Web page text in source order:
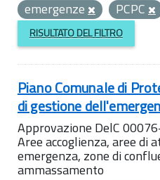
emergenze
PCPC
RISULTATO DEL FILTRO
Piano Comunale di
di gestione
Approvazione DelC
Aree accoglienza, aree di
emergenza, zone di
ammassamento